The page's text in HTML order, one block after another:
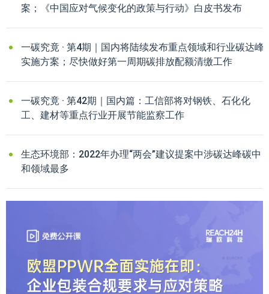
案；《中国应对气候变化的政策与行动》白皮书发布
一碳究竟 · 第4期｜国内将陆续发布重点领域和行业碳达峰
实施方案；尽快做好第一周期碳排放配额清缴工作
一碳究竟 · 第42期｜国内篇：工信部将对钢铁、石化化
工、建材等重点行业开展节能监察工作
生态环境部：2022年办理“两会”建议提案中涉碳达峰碳中
和领域最多